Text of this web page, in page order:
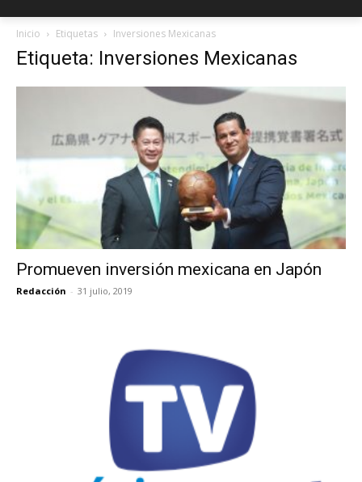
Inicio Etiquetas Inversiones Mexicanas
Etiqueta: Inversiones Mexicanas
Promueven inversión mexicana en Japón
Redacción - 31 julio, 2019